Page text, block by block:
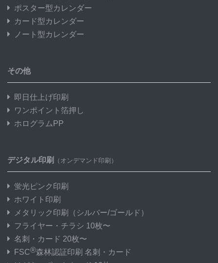
ポスター型カレンダー
カード型カレンダー
ノート型カレンダー
その他
即日仕上げ印刷
ワンポイント箔押し
ホログラムPP
デジタル印刷 （オンデマンド印刷）
蛍光ピンク印刷
ホワイト印刷
メタリック印刷
（シルバー/ゴールド）
フライヤー・チラシ 10枚〜
名刺・カード 20枚〜
FSC®森林認証印刷 名刺・カード